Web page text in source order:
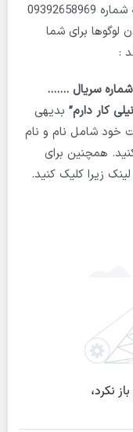
پیام درخواست به تلگرام شرکت نیلی کار به شماره 09392658969
لوگوها برای شما
:
سریال …….
کار دارم” بدیهی
خود شامل نام و نام
همچنین برای
زیرا کلیک کنید.